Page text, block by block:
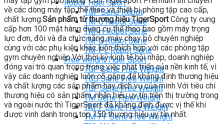
Robot Tiger Sport
TGP Serie Robot
TM-C Robot Serie
TM-H Robot Serie
TM-G Robot Serie
TM-PL Robot Serie
Free weight Tiger Sport
TGP Serie Free Weight
TGS Serie Free Weight
TGF Serie Free Weight
TM Serie Free Weight
TM-F Serie Free Weight
TM-FF Serie Free Weight
về các dòng máy tập thể thao và thiết bị phòng tập cao cấp,
chất lượng.Sản phẩm từ thương hiệu TigerSportCông ty cung
cấp hơn 100 mặt hàng dụng cụ thể thao bao gồm máy trọng
lực đơn, đôi và đa chức năng, máy chạy bộ chuyên nghiệp
cùng với các phụ kiện khác luôn thích hợp với các phòng tập
gym chuyên nghiệp.Với thời kỳ kinh tế hội nhập, doanh nghiệp
đóng vai trò quan trọng trong việc phát triển của nền kinh tế, vì
vậy các doanh nghiệp luôn cố gắng để khẳng định thương hiệu
và chất lượng các sản phẩm hay dịch vụ của mình.Với tiêu chí
thương hiệu có sản phẩm, nhãn hiệu uy tín trên thị trường trong
và ngoài nước thì TigerSport đã khẳng định được vị thế khi
được vinh danh trong top 150 thương hiệu uy tín nhất.